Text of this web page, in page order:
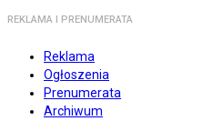
REKLAMA I PRENUMERATA
Reklama
Ogłoszenia
Prenumerata
Archiwum